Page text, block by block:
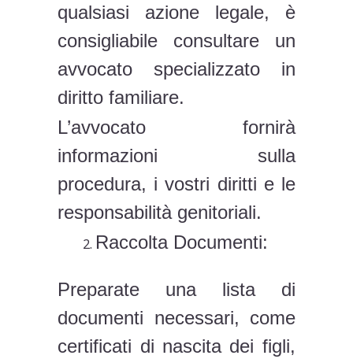
qualsiasi azione legale, è
consigliabile consultare un
avvocato specializzato in
diritto familiare.
L’avvocato fornirà
informazioni sulla
procedura, i vostri diritti e le
responsabilità genitoriali.
Raccolta Documenti:
Preparate una lista di
documenti necessari, come
certificati di nascita dei figli,